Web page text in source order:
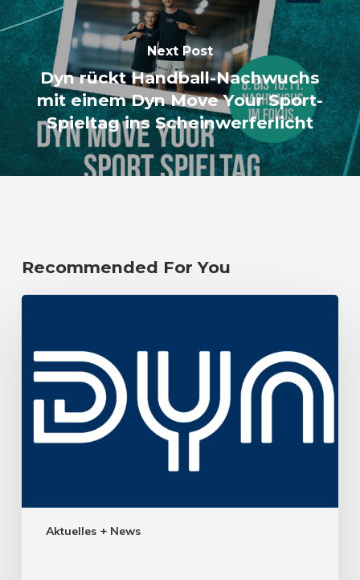
Next Post
Dyn rückt Handball-Nachwuchs
mit einem Dyn Move Your Sport-
Spieltag ins Scheinwerferlicht
Recommended For You
Aktuelles + News